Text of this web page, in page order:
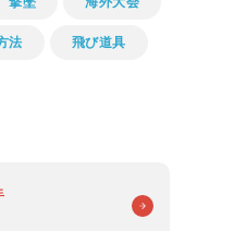
法 飛び道具